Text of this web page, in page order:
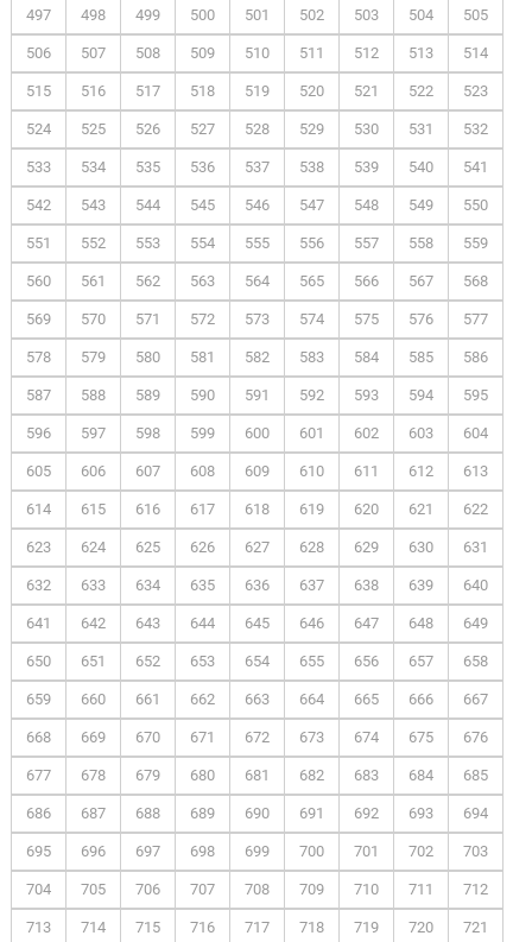
497 498 499 500 501 502 503 504 505
506 507 508 509 510 511 512 513 514
515 516 517 518 519 520 521 522 523
524 525 526 527 528 529 530 531 532
533 534 535 536 537 538 539 540 541
542 543 544 545 546 547 548 549 550
551 552 553 554 555 556 557 558 559
560 561 562 563 564 565 566 567 568
569 570 571 572 573 574 575 576 577
578 579 580 581 582 583 584 585 586
587 588 589 590 591 592 593 594 595
596 597 598 599 600 601 602 603 604
605 606 607 608 609 610 611 612 613
614 615 616 617 618 619 620 621 622
623 624 625 626 627 628 629 630 631
632 633 634 635 636 637 638 639 640
641 642 643 644 645 646 647 648 649
650 651 652 653 654 655 656 657 658
659 660 661 662 663 664 665 666 667
668 669 670 671 672 673 674 675 676
677 678 679 680 681 682 683 684 685
686 687 688 689 690 691 692 693 694
695 696 697 698 699 700 701 702 703
704 705 706 707 708 709 710 711 712
713 714 715 716 717 718 719 720 721